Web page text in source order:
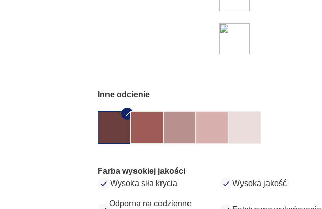
Inne odcienie
Farba wysokiej jakości
Wysoka siła krycia
Wysoka jakość
Odporna na codzienne